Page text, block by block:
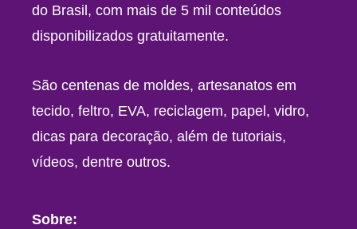
do Brasil, com mais de 5 mil conteúdos
disponibilizados gratuitamente.
São centenas de moldes, artesanatos em
tecido, feltro, EVA, reciclagem, papel, vidro,
dicas para decoração, além de tutoriais,
vídeos, dentre outros.
Sobre: